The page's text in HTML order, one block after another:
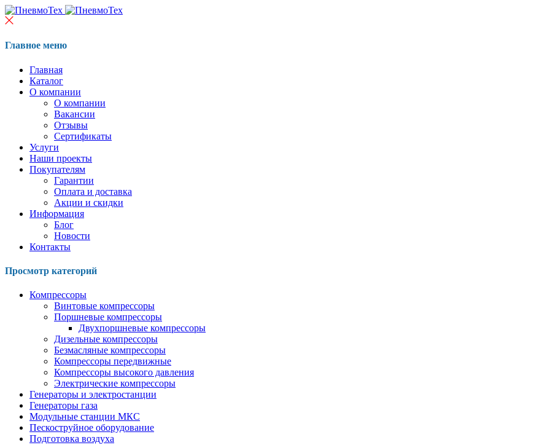
Главное меню
Главная
Каталог
О компании
О компании
Вакансии
Отзывы
Сертификаты
Услуги
Наши проекты
Покупателям
Гарантии
Оплата и доставка
Акции и скидки
Информация
Блог
Новости
Контакты
Просмотр категорий
Компрессоры
Винтовые компрессоры
Поршневые компрессоры
Двухпоршневые компрессоры
Дизельные компрессоры
Безмасляные компрессоры
Компрессоры передвижные
Компрессоры высокого давления
Электрические компрессоры
Генераторы и электростанции
Генераторы газа
Модульные станции МКС
Пескоструйное оборудование
Подготовка воздуха